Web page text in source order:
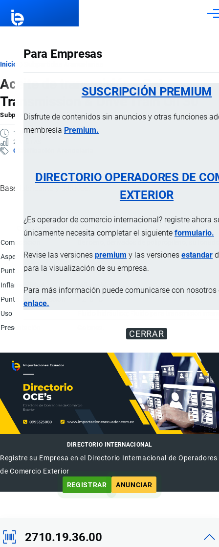
Para Empresas
SUSCRIPCIÓN PREMIUM
Disfrute de contenidos sin anuncios y otras funciones
membresía Premium.
DIRECTORIO OPERADORES DE
EXTERIOR
¿Es operador de comercio internacional? registre ahora
únicamente necesita completar el siguiente formulario.
Revise las versiones premium y las versiones estandar
para la visualización de su empresa.
Para más información puede comunicarse con nosotros
enlace.
CERRAR
Ruta
de
navegación
Inicio
Aceite de transmisión - Cat
Transmission & Drive Train Oíl 30
Subpartida ArancelariaporImportaciones …, 20 Febrero, 2025
1 MINUTO
2 VISTAS
Clasificación Arancelaria
Base lubricante y aditivos.
Característica
Composición
Aspecto físico
Líquido color ámbar.
Punto inicial de ebullición316 ºC
Inflamabilidad
Inflamable.
Punto de inflamación
Uso
Presentación
DIRECTORIO INTERNACIONAL
Registre su Empresa en el Directorio Internacional de Operadores
de Comercio Exterior
REGISTRAR
ANUNCIAR
2710.19.36.00